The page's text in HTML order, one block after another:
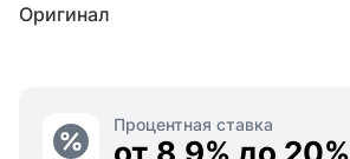
Оригинал
Процентная ставка